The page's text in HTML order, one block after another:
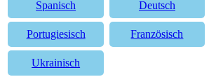
Spanisch Deutsch
Portugiesisch Französisch
Ukrainisch